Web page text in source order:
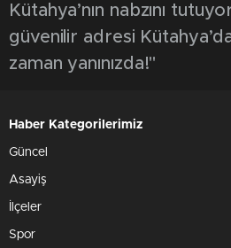
Kütahya’nın nabzını
güvenilir adresi
zaman yanınızda!"
Haber Kategorilerimiz
Güncel
Asayiş
İlçeler
Spor